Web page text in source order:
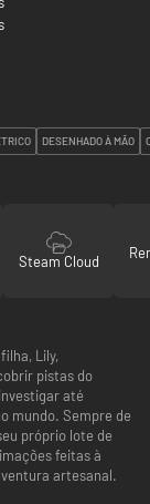
DESENHADO À MÃO
Steam Cloud
Lily,
pistas do
até
mundo. Sempre de
próprio lote de
feitas à
artesanal.